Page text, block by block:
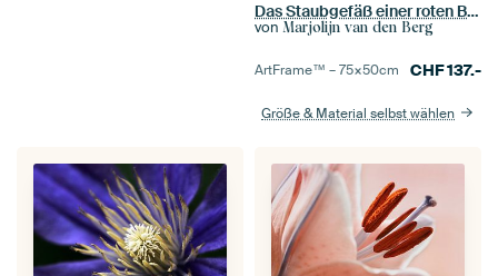
Das Staubgefäß einer roten Blume
von Marjolijn van den Berg
ArtFrame™ –75×50cm CHF137.-
Größe & Material selbst wählen